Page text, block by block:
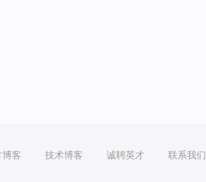
博客 技术博客 诚聘英才 联系我们